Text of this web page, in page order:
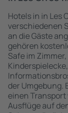
Hotels in in Les
verschiedenen
an die Gäste
gehören
Safe im
der Umgebung.
einen
Ausflüge auf